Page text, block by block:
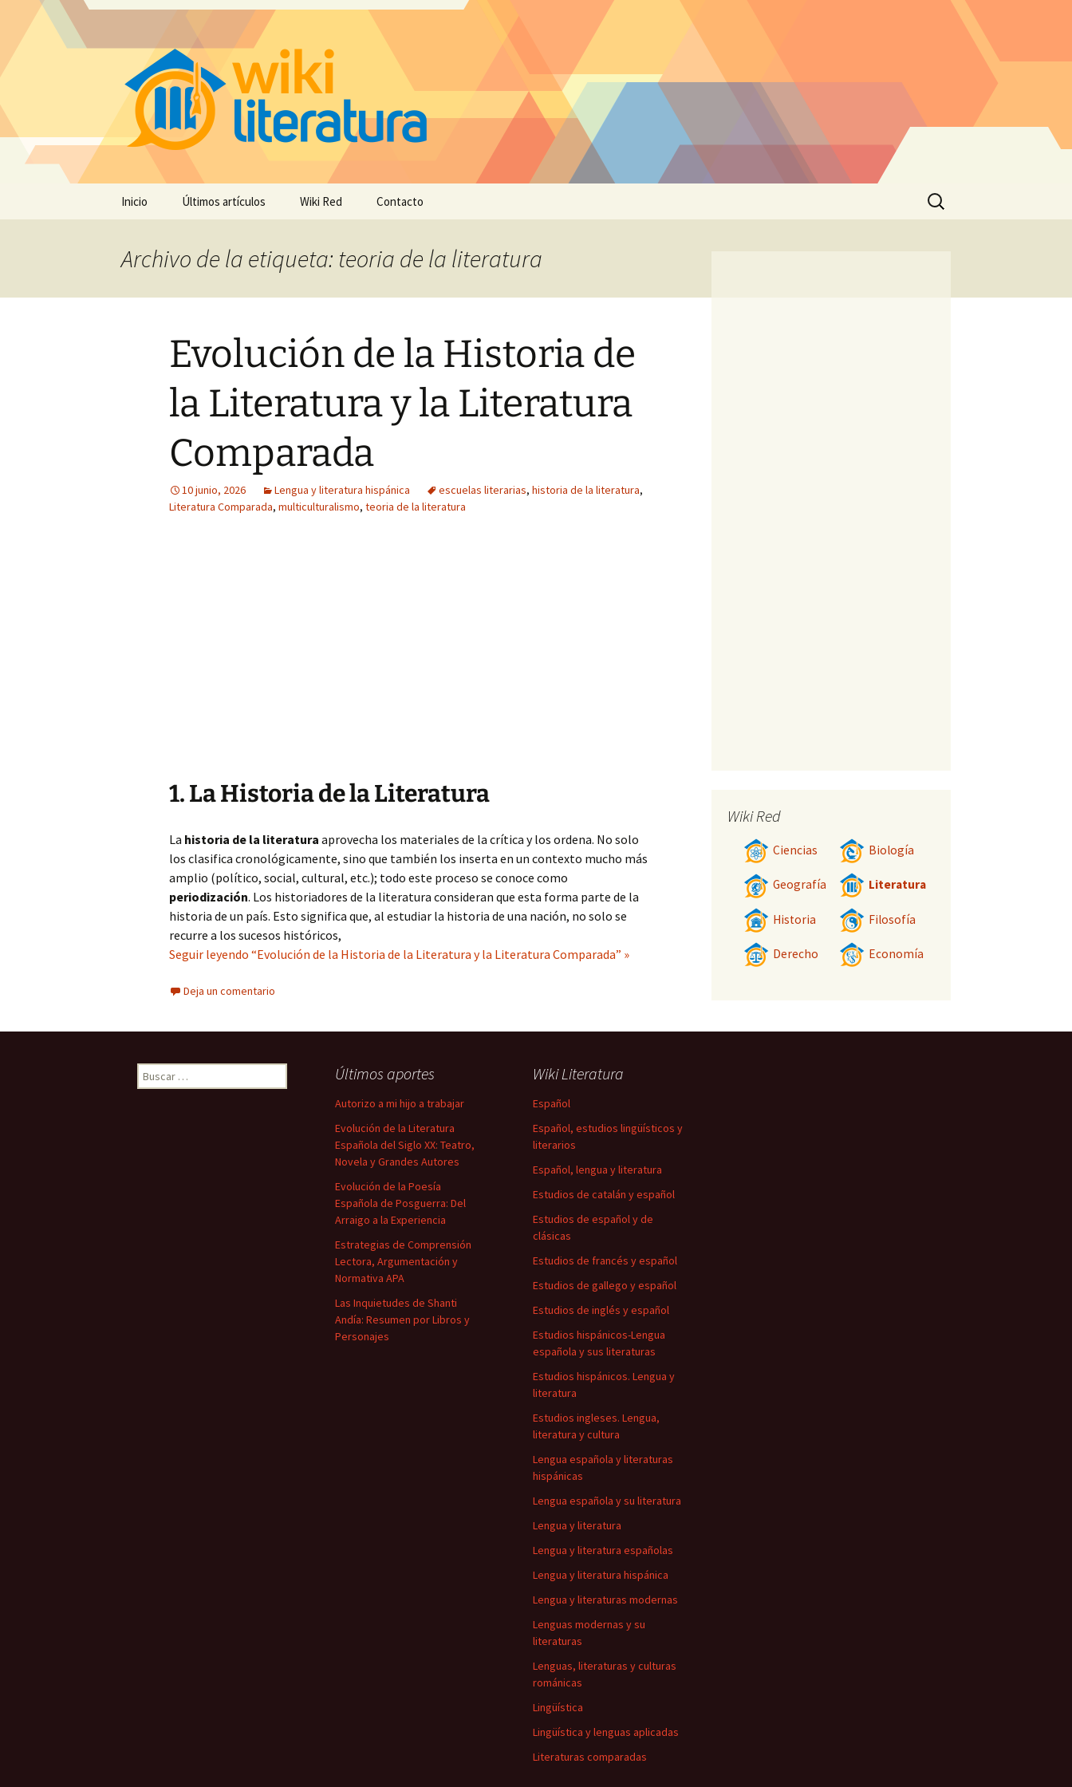
Inicio Últimos artículos Wiki Red Contacto
Buscar:
Archivo de la etiqueta: teoria de la literatura
Evolución de la Historia de
la Literatura y la Literatura
Comparada
10 junio, 2026 Lengua y literatura hispánica escuelas literarias, historia de la literatura,
Literatura Comparada, multiculturalismo, teoria de la literatura
1. La Historia de la Literatura
La historia de la literatura aprovecha los materiales de la crítica y los ordena. No solo
los clasifica cronológicamente, sino que también los inserta en un contexto mucho más
amplio (político, social, cultural, etc.); todo este proceso se conoce como
periodización. Los historiadores de la literatura consideran que esta forma parte de la
historia de un país. Esto significa que, al estudiar la historia de una nación, no solo se
recurre a los sucesos históricos,
Seguir leyendo “Evolución de la Historia de la Literatura y la Literatura Comparada” »
Deja un comentario
Wiki Red
Ciencias Biología
Geografía Literatura
Historia Filosofía
Derecho Economía
Buscar: Últimos aportes
Autorizo a mi hijo a trabajar
Evolución de la Literatura
Española del Siglo XX: Teatro,
Novela y Grandes Autores
Evolución de la Poesía
Española de Posguerra: Del
Arraigo a la Experiencia
Estrategias de Comprensión
Lectora, Argumentación y
Normativa APA
Las Inquietudes de Shanti
Andía: Resumen por Libros y
Personajes
Wiki Literatura
Español
Español, estudios lingüísticos y
literarios
Español, lengua y literatura
Estudios de catalán y español
Estudios de español y de
clásicas
Estudios de francés y español
Estudios de gallego y español
Estudios de inglés y español
Estudios hispánicos-Lengua
española y sus literaturas
Estudios hispánicos. Lengua y
literatura
Estudios ingleses. Lengua,
literatura y cultura
Lengua española y literaturas
hispánicas
Lengua española y su literatura
Lengua y literatura
Lengua y literatura españolas
Lengua y literatura hispánica
Lengua y literaturas modernas
Lenguas modernas y su
literaturas
Lenguas, literaturas y culturas
románicas
Lingüística
Lingüística y lenguas aplicadas
Literaturas comparadas